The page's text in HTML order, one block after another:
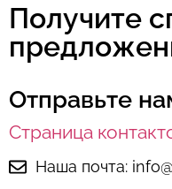
Получите
Отправьте
Страница
Наша почта: